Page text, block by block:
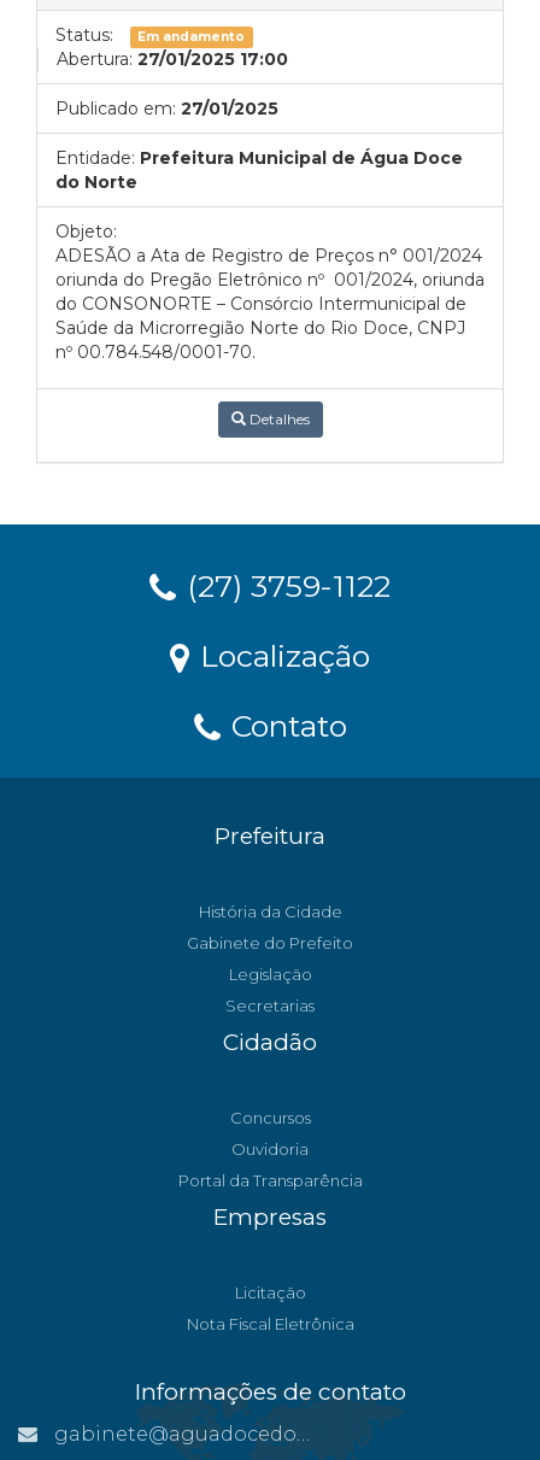
Status: Em andamento
Abertura: 27/01/2025 17:00
Publicado em: 27/01/2025
Entidade: Prefeitura Municipal de Água Doce
do Norte
Objeto:
ADESÃO a Ata de Registro de Preços n° 001/2024
oriunda do Pregão Eletrônico nº 001/2024, oriunda
do CONSONORTE – Consórcio Intermunicipal de
Saúde da Microrregião Norte do Rio Doce, CNPJ
nº 00.784.548/0001-70.
Detalhes
(27) 3759-1122
Localização
Contato
Prefeitura
História da Cidade
Gabinete do Prefeito
Legislação
Secretarias
Cidadão
Concursos
Ouvidoria
Portal da Transparência
Empresas
Licitação
Nota Fiscal Eletrônica
Informações de contato
gabinete@aguadocedonorte.es.gov.br